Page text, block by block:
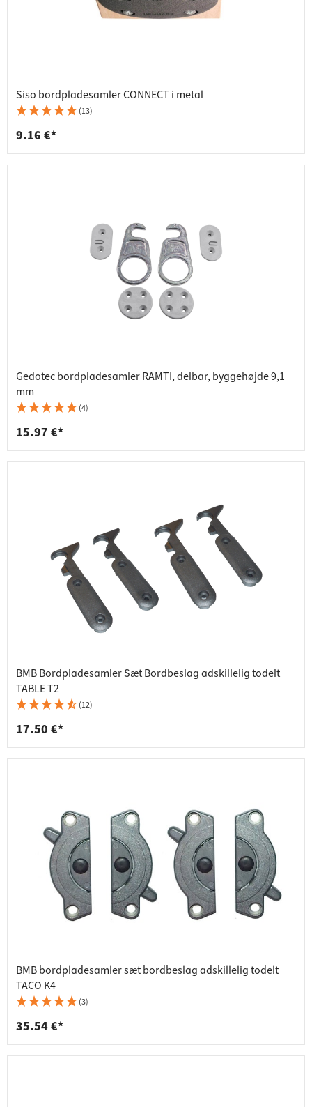
Siso bordpladesamler CONNECT i metal
(13)
9.16 €*
Gedotec bordpladesamler RAMTI, delbar, byggehøjde 9,1
mm
(4)
15.97 €*
BMB Bordpladesamler Sæt Bordbeslag adskillelig todelt
TABLE T2
(12)
17.50 €*
BMB bordpladesamler sæt bordbeslag adskillelig todelt
TACO K4
(3)
35.54 €*